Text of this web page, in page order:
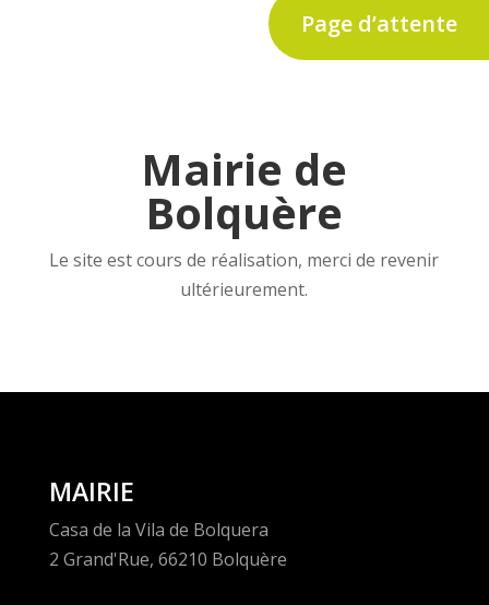
Page d’attente
Mairie de
Bolquère
Le site est cours de réalisation, merci de revenir
ultérieurement.
MAIRIE
Casa de la Vila de Bolquera
2 Grand'Rue, 66210 Bolquère